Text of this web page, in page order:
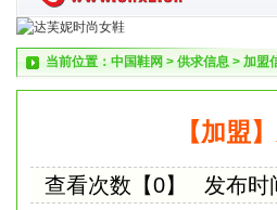
当前位置： 中国鞋网 > 供求信息 > 加盟
【加盟
查看次数【0】 发布时